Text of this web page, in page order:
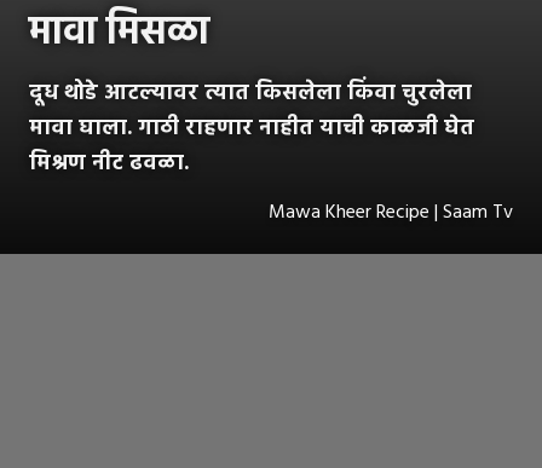
मावा मिसळा
दूध थोडे आटल्यावर त्यात किसलेला किंवा चुरलेला
मावा घाला. गाठी राहणार नाहीत याची काळजी घेत
मिश्रण नीट ढवळा.
Mawa Kheer Recipe | Saam Tv